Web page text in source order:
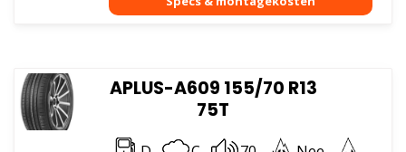
APLUS-A609 155/70 R13
75T